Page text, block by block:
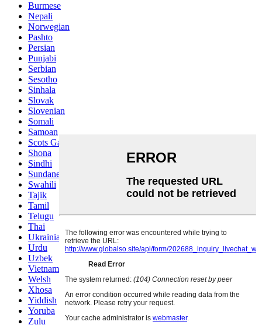
Burmese
Nepali
Norwegian
Pashto
Persian
Punjabi
Serbian
Sesotho
Sinhala
Slovak
Slovenian
Somali
Samoan
Scots Gaelic
Shona
Sindhi
Sundanese
Swahili
Tajik
Tamil
Telugu
Thai
Ukrainian
Urdu
Uzbek
Vietnamese
Welsh
Xhosa
Yiddish
Yoruba
Zulu